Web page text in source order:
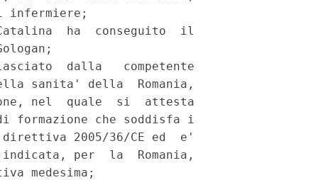
ha  conseguito  il
dalla   competente
sanita' della  Romania,
nel  quale  si  attesta
formazione che soddisfa i
2005/36/CE ed  e'
per  la  Romania,
medesima;